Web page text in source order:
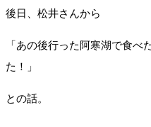
後日、松井さんから
「あの後行った阿寒湖で食べ
た！」
との話。